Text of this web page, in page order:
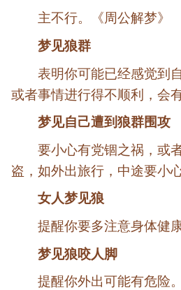
主不行。《周公解梦》
梦见狼群
表明你可能已经感觉到
或者事情进行得不顺利，会
梦见自己遭到狼群围攻
要小心有党锢之祸，或
盗，如外出旅行，中途要小
女人梦见狼
提醒你要多注意身体健
梦见狼咬人脚
提醒你外出可能有危险